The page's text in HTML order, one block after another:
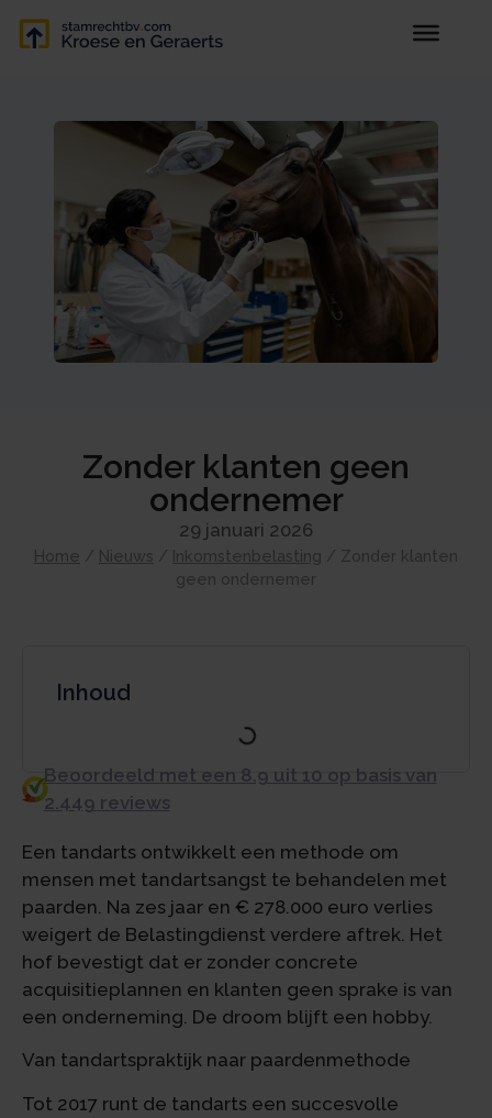
Zonder klanten geen
ondernemer
29 januari 2026
Home / Nieuws / Inkomstenbelasting / Zonder klanten
geen ondernemer
Inhoud
Beoordeeld met een 8.9 uit 10 op basis van
2.449 reviews
Een tandarts ontwikkelt een methode om
mensen met tandartsangst te behandelen met
paarden. Na zes jaar en € 278.000 euro verlies
weigert de Belastingdienst verdere aftrek. Het
hof bevestigt dat er zonder concrete
acquisitieplannen en klanten geen sprake is van
een onderneming. De droom blijft een hobby.
Van tandartspraktijk naar paardenmethode
Tot 2017 runt de tandarts een succesvolle